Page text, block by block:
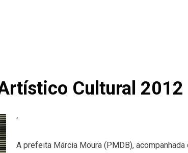
Cultural 2012
‘
A prefeita Márcia Moura (PMDB),